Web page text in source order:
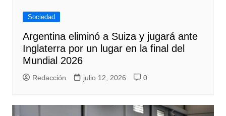
Sociedad
Argentina eliminó a Suiza y jugará ante
Inglaterra por un lugar en la final del
Mundial 2026
Redacción julio 12, 2026 0